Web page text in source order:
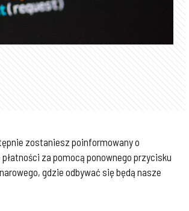
zostaniesz poinformowany o
za pomocą ponownego przycisku
gdzie odbywać się będą nasze